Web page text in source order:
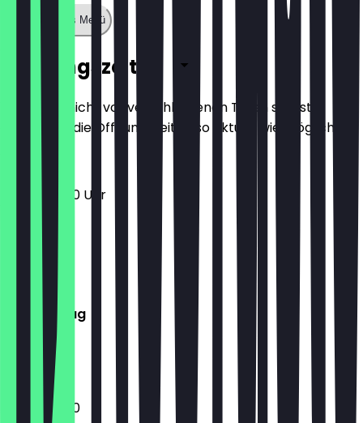
Zeige ganzes Menü
Öffnungszeiten
Damit du nicht vor verschlossenen Türen stehst,
halten wir die Öffnungszeiten so aktuell wie möglich.
11:00 - 22:00 Uhr
Dienstag
Mittwoch
Donnerstag
Samstag
Sonntag
11:00 - 22:00